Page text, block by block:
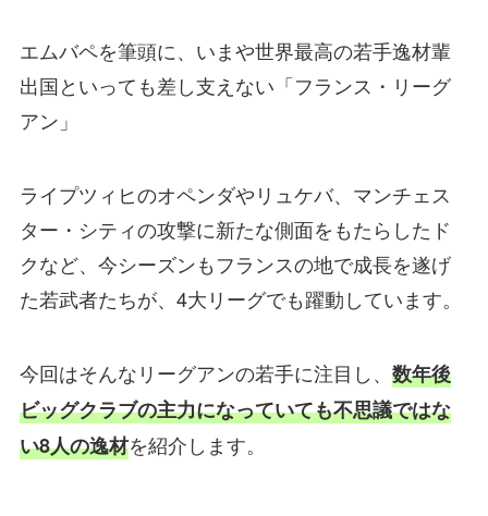
エムバペを筆頭に、いまや世界最高の若手逸材輩
出国といっても差し支えない 「フランス・リーグ
アン」
ライプツィヒのオペンダやリュケバ、マンチェス
ター・シティの攻撃に新たな側面をもたらしたド
クなど、今シーズンもフランスの地で成長を遂げ
た若武者たちが、4大リーグでも躍動しています。
今回はそんなリーグアンの若手に注目 し、 数年後
ビッグクラブの主力になっていても不思議ではな
い8人の逸材を紹介します。